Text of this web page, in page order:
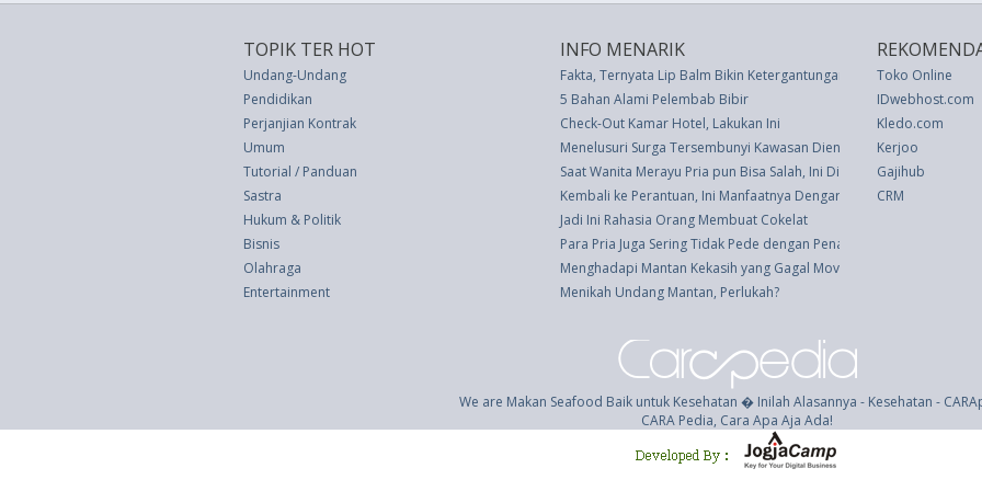
TOPIK TER HOT
Undang-Undang
Pendidikan
Perjanjian Kontrak
Umum
Tutorial / Panduan
Sastra
Hukum & Politik
Bisnis
Olahraga
Entertainment
INFO MENARIK
Fakta, Ternyata Lip Balm Bikin Ketergantungan
5 Bahan Alami Pelembab Bibir
Check-Out Kamar Hotel, Lakukan Ini
Menelusuri Surga Tersembunyi Kawasan Dieng
Saat Wanita Merayu Pria pun Bisa Salah, Ini Dia
Kembali ke Perantuan, Ini Manfaatnya Dengarkan Musik Selama
Jadi Ini Rahasia Orang Membuat Cokelat
Para Pria Juga Sering Tidak Pede dengan Penampilannya
Menghadapi Mantan Kekasih yang Gagal Move On
Menikah Undang Mantan, Perlukah?
Toko Online
IDwebhost.com
Kledo.com
Kerjoo
Gajihub
CRM
We are Makan Seafood Baik untuk Kesehatan � Inilah Alasannya - Kesehatan -
CARA Pedia, Cara Apa Aja Ada!